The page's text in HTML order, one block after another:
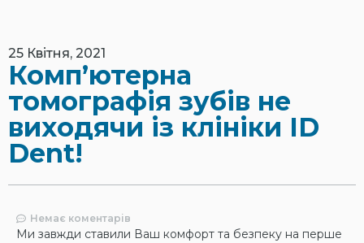
25 Квітня, 2021
Комп’ютерна
томографія зубів не
виходячи із клініки ID
Dent!
Немає коментарів
Ми завжди ставили Ваш комфорт та безпеку на перше